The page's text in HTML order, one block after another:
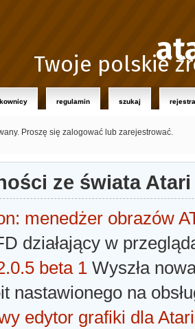
Twoje polskie
regulamin szukaj
Proszę się zalogować lub zarejestrować.
ze świata Atari
menedżer obrazów
działający w
beta 1 Wyszła
nastawionego na
edytor grafiki dla Atari